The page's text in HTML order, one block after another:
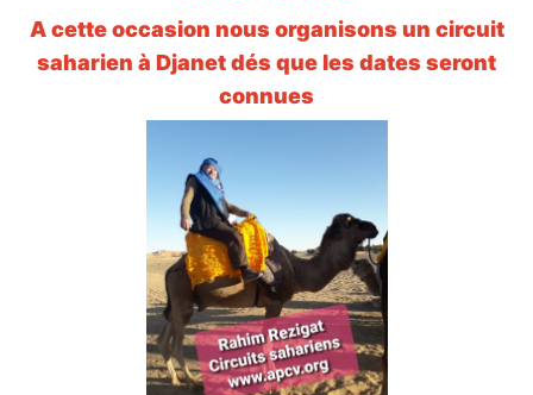
A cette occasion nous organisons un circuit
saharien à Djanet dés que les dates seront
connues